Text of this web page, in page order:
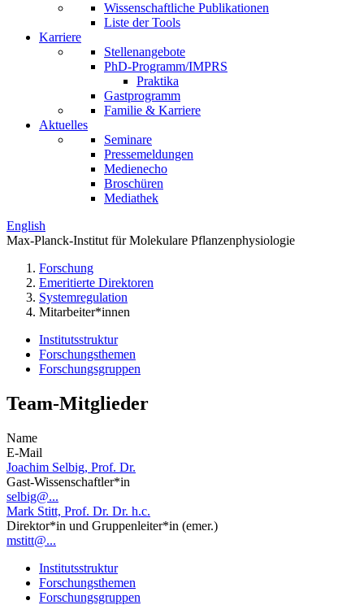
Wissenschaftliche Publikationen
Liste der Tools
Karriere
Stellenangebote
PhD-Programm/IMPRS
Praktika
Gastprogramm
Familie & Karriere
Aktuelles
Seminare
Pressemeldungen
Medienecho
Broschüren
Mediathek
English
Max-Planck-Institut für Molekulare Pflanzenphysiologie
Forschung
Emeritierte Direktoren
Systemregulation
Mitarbeiter*innen
Institutsstruktur
Forschungsthemen
Forschungsgruppen
Team-Mitglieder
Name
E-Mail
Joachim Selbig, Prof. Dr.
Gast-Wissenschaftler*in
selbig@...
Mark Stitt, Prof. Dr. Dr. h.c.
Direktor*in und Gruppenleiter*in (emer.)
mstitt@...
Institutsstruktur
Forschungsthemen
Forschungsgruppen